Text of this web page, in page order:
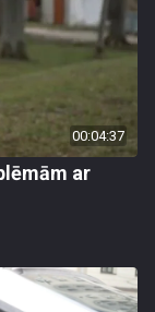
00:04:37
ar